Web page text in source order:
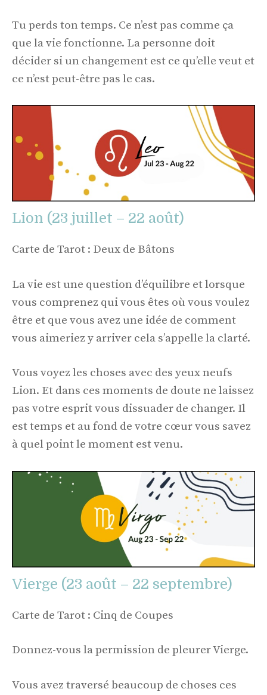
Tu perds ton temps. Ce n’est pas comme ça
que la vie fonctionne. La personne doit
décider si un changement est ce qu’elle veut et
ce n’est peut-être pas le cas.
Lion (23 juillet – 22 août)
Carte de Tarot : Deux de Bâtons
La vie est une question d’équilibre et lorsque
vous comprenez qui vous êtes où vous voulez
être et que vous avez une idée de comment
vous aimeriez y arriver cela s’appelle la clarté.
Vous voyez les choses avec des yeux neufs
Lion. Et dans ces moments de doute ne laissez
pas votre esprit vous dissuader de changer. Il
est temps et au fond de votre cœur vous savez
à quel point le moment est venu.
Vierge (23 août – 22 septembre)
Carte de Tarot : Cinq de Coupes
Donnez-vous la permission de pleurer Vierge.
Vous avez traversé beaucoup de choses ces